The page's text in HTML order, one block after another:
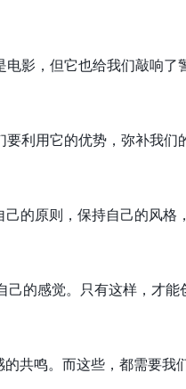
影，但它也给我们敲响了
利用它的优势，弥补我们
的原则，保持自己的风格
的感觉。只有这样，才能
共鸣。而这些，都需要我